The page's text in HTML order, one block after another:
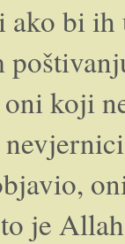
bi
oni koji
je